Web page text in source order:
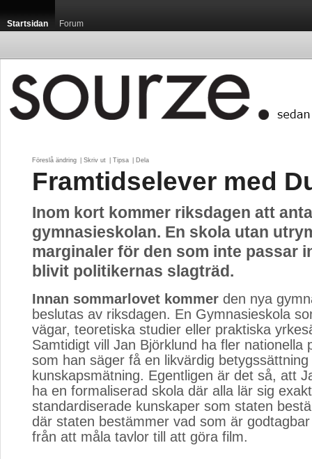
Startsidan Forum
Föreslå ändring Skriv ut Tipsa Dela
Framtidselever med
Inom kort kommer riksdagen att
gymnasieskolan. En skola utan
marginaler för den som inte passar
blivit politikernas slagträd.
Innan sommarlovet kommer den nya
beslutas av riksdagen. En Gymnasieskola
vägar, teoretiska studier eller praktiska
Samtidigt vill Jan Björklund ha fler nationella
som han säger få en likvärdig betygssättning
kunskapsmätning. Egentligen är det så, att
ha en formaliserad skola där alla lär sig
standardiserade kunskaper som staten
där staten bestämmer vad som är
från att måla tavlor till att göra film.